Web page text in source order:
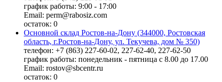
график работы: 9:00 - 17:00
Email: perm@rabosiz.com
остаток: 0
Основной склад Ростов-на-Дону (344000, Ростовская
область, г.Ростов-на-Дону, ул. Текучева, дом № 350)
телефон: +7 (863) 227-60-02, 227-62-40, 227-62-50
график работы: понедельник - пятница с 8.00 до 17.00
Email: rostov@sbcentr.ru
остаток: 0